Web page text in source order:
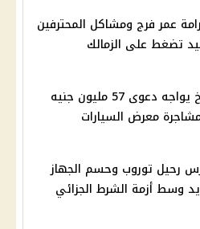
عمر فرج ومشاكل المحترفين
تضغط على الزمالك
صبري نخنوخ يواجه دعوى 57 مليون جنيه
معرض السيارات
رحيل توروب وحسم الجهاز
وسط أزمة الشرط الجزائي